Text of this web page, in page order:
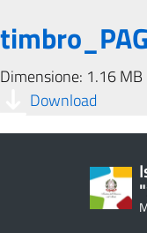
Dimensione: 1.16 MB
Download